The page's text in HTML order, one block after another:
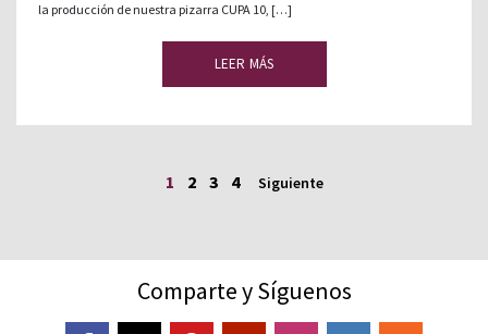
la producción de nuestra pizarra CUPA 10, […]
LEER MÁS
1 2 3 4 Siguiente
Comparte y Síguenos